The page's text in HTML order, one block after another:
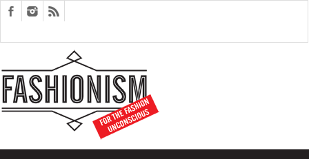
EDITORIALS
COUPLES
THERAPY
SARTORIAGRAM